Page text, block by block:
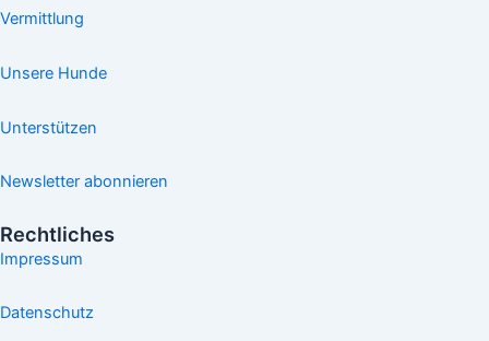
Vermittlung
Unsere Hunde
Unterstützen
Newsletter abonnieren
Rechtliches
Impressum
Datenschutz